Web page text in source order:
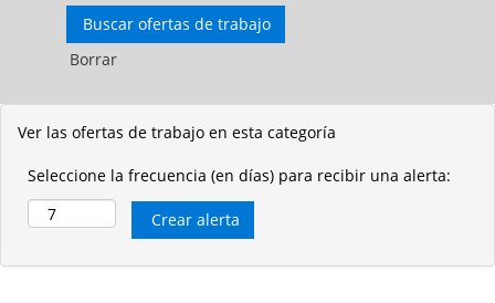
Borrar
Ver las ofertas de trabajo en esta categoría
Seleccione la frecuencia (en días) para recibir una alerta: